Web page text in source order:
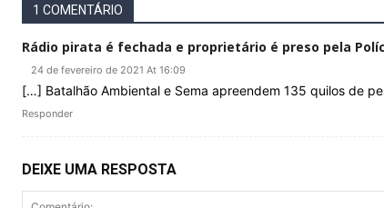
1 COMENTÁRIO
Rádio pirata é fechada e proprietário é preso pela
24 de fevereiro de 2021 At 16:09
[…] Batalhão Ambiental e Sema apreendem 135 quilos de
Responder
DEIXE UMA RESPOSTA